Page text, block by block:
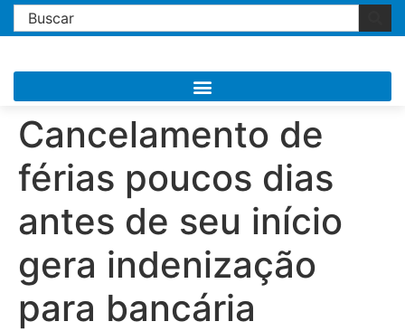
Cancelamento de
férias poucos dias
antes de seu início
gera indenização
para bancária